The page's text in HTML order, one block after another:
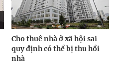
Cho thuê nhà ở xã hội sai
quy định có thể bị thu hồi
nhà